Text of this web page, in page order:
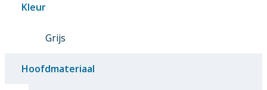
Kleur
Grijs
Hoofdmateriaal